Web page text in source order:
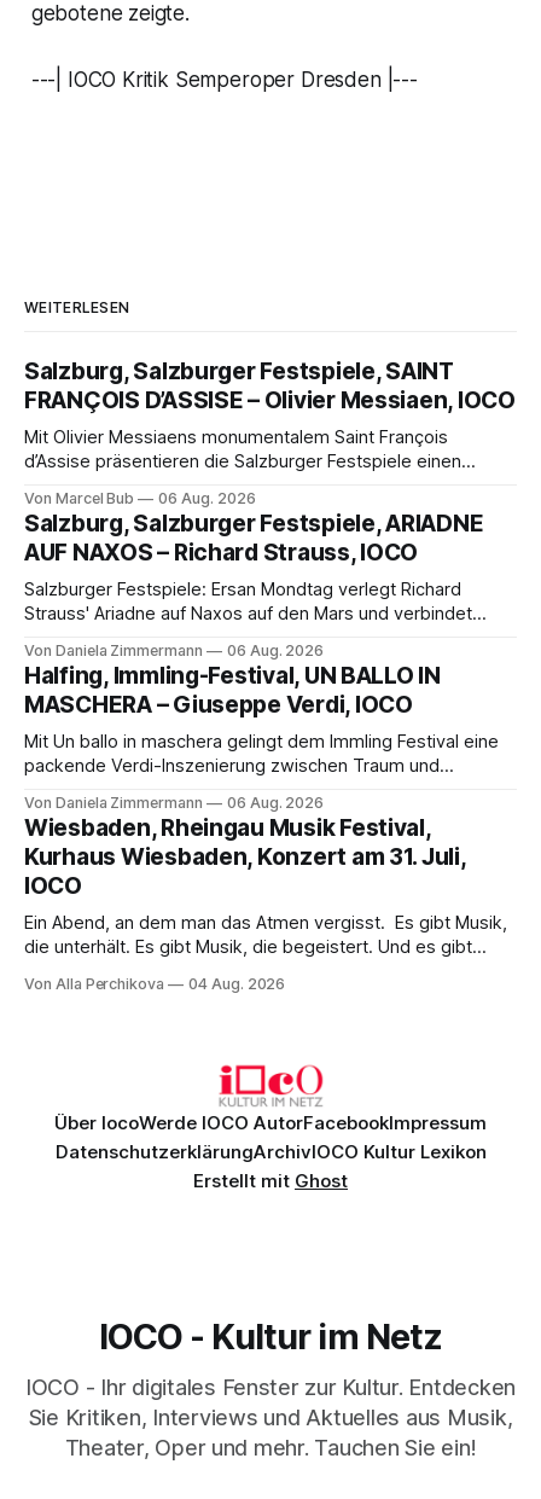
gebotene zeigte.
---| IOCO Kritik Semperoper Dresden |---
WEITERLESEN
Salzburg, Salzburger Festspiele, SAINT
FRANÇOIS D’ASSISE – Olivier Messiaen, IOCO
Mit Olivier Messiaens monumentalem Saint François
d’Assise präsentieren die Salzburger Festspiele einen
eine bildgewaltige Inszenierung, Maxime Pascal entfaltet
die komplexe Partitur eindrucksvoll, Philippe Sly berührt als
Franziskus.
Von Marcel Bub 06 Aug. 2026
Salzburg, Salzburger Festspiele, ARIADNE
AUF NAXOS – Richard Strauss, IOCO
Salzburger Festspiele: Ersan Mondtag verlegt Richard
Strauss' Ariadne auf Naxos auf den Mars und verbindet
Aufführung mit starken Solisten und den Wiener
Philharmonikern, szenisch bleibt der zweite Akt jedoch
hinter den Erwartungen zurück.
Von Daniela Zimmermann 06 Aug. 2026
Halfing, Immling-Festival, UN BALLO IN
MASCHERA – Giuseppe Verdi, IOCO
Mit Un ballo in maschera gelingt dem Immling Festival eine
packende Verdi-Inszenierung zwischen Traum und
psychologische Tiefe mit starken Bildern, getragen von
einem spielfreudigen Ensemble und einer musikalisch
überzeugenden Gesamtleistung.
Von Daniela Zimmermann 06 Aug. 2026
Wiesbaden, Rheingau Musik Festival,
Kurhaus Wiesbaden, Konzert am 31. Juli,
IOCO
Ein Abend, an dem man das Atmen vergisst. Es gibt Musik,
die unterhält. Es gibt Musik, die begeistert. Und es gibt
Genau so war der Abend im Kurhaus Wiesbaden, an dem
Von Alla Perchikova 04 Aug. 2026
Über IocoWerde IOCO AutorFacebookImpressum
DatenschutzerklärungArchivIOCO Kultur Lexikon
Erstellt mit Ghost
IOCO - Kultur im Netz
IOCO - Ihr digitales Fenster zur Kultur. Entdecken
Sie Kritiken, Interviews und Aktuelles aus Musik,
Theater, Oper und mehr. Tauchen Sie ein!